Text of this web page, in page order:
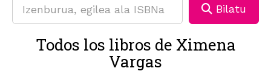
Bilatu
Todos los libros de Ximena
Vargas